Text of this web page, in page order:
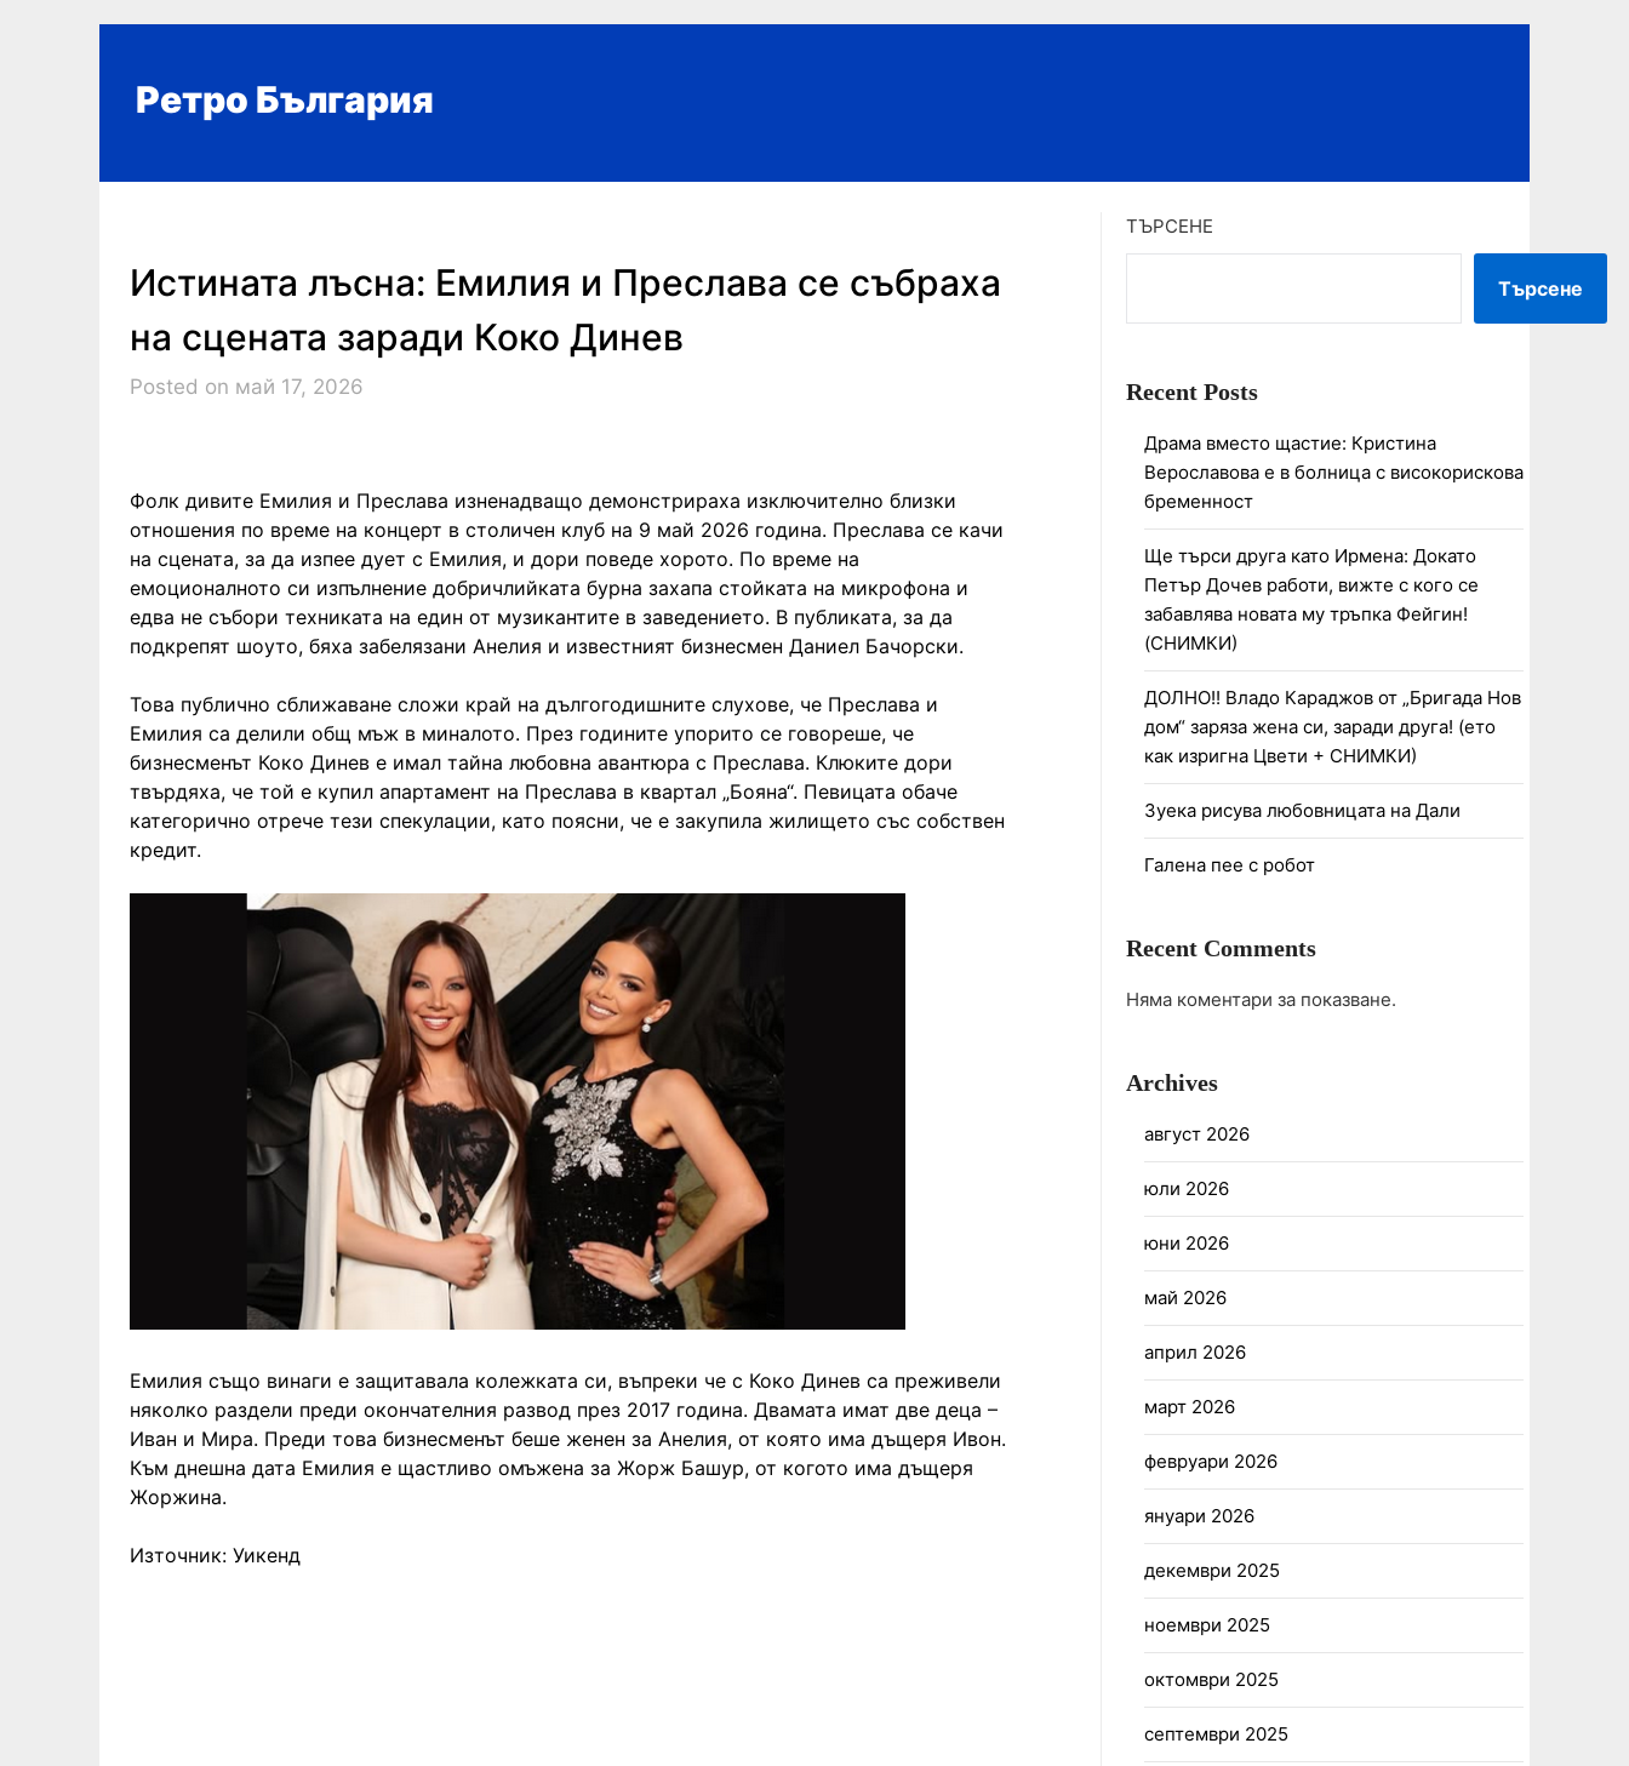
Ретро България
Истината лъсна: Емилия и Преслава се събраха
на сцената заради Коко Динев
Posted on май 17, 2026
Фолк дивите Емилия и Преслава изненадващо демонстрираха изключително близки
отношения по време на концерт в столичен клуб на 9 май 2026 година. Преслава се качи
на сцената, за да изпее дует с Емилия, и дори поведе хорото. По време на
емоционалното си изпълнение добричлийката бурна захапа стойката на микрофона и
едва не събори техниката на един от музикантите в заведението. В публиката, за да
подкрепят шоуто, бяха забелязани Анелия и известният бизнесмен Даниел Бачорски.
Това публично сближаване сложи край на дългогодишните слухове, че Преслава и
Емилия са делили общ мъж в миналото. През годините упорито се говореше, че
бизнесменът Коко Динев е имал тайна любовна авантюра с Преслава. Клюките дори
твърдяха, че той е купил апартамент на Преслава в квартал „Бояна“. Певицата обаче
категорично отрече тези спекулации, като поясни, че е закупила жилището със собствен
кредит.
Емилия също винаги е защитавала колежката си, въпреки че с Коко Динев са преживели
няколко раздели преди окончателния развод през 2017 година. Двамата имат две деца –
Иван и Мира. Преди това бизнесменът беше женен за Анелия, от която има дъщеря Ивон.
Към днешна дата Емилия е щастливо омъжена за Жорж Башур, от когото има дъщеря
Жоржина.
Източник: Уикенд
ТЪРСЕНЕ
Търсене
Recent Posts
Драма вместо щастие: Кристина
Верославова е в болница с високорискова
бременност
Ще търси друга като Ирмена: Докато
Петър Дочев работи, вижте с кого се
забавлява новата му тръпка Фейгин!
(СНИМКИ)
ДОЛНО!! Владо Караджов от „Бригада Нов
дом“ заряза жена си, заради друга! (ето
как изригна Цвети + СНИМКИ)
Зуека рисува любовницата на Дали
Галена пее с робот
Recent Comments
Няма коментари за показване.
Archives
август 2026
юли 2026
юни 2026
май 2026
април 2026
март 2026
февруари 2026
януари 2026
декември 2025
ноември 2025
октомври 2025
септември 2025